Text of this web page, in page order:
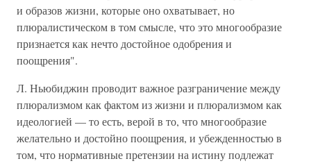
и образов жизни, которые оно охватывает, но
плюралистическом в том смысле, что это многообразие
признается как нечто достойное одобрения и
поощрения".
Л. Ньюбиджин проводит важное разграничение между
плюрализмом как фактом из жизни и плюрализмом как
идеологией — то есть, верой в то, что многообразие
желательно и достойно поощрения, и убежденностью в
том, что нормативные претензии на истину подлежат